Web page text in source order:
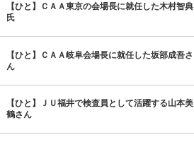
【ひと】ＣＡＡ東京の会場長に就任した木村智典
氏
【ひと】ＣＡＡ岐阜会場長に就任した坂部成吾さ
ん
【ひと】ＪＵ福井で検査員として活躍する山本美
鶴さん